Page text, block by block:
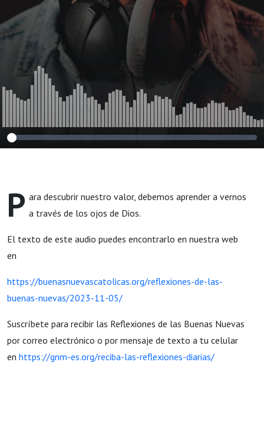
P ara descubrir nuestro valor, debemos aprender a vernos
a través de los ojos de Dios.
El texto de este audio puedes encontrarlo en nuestra web
en
https://buenasnuevascatolicas.org/reflexiones-de-las-
buenas-nuevas/2023-11-05/
Suscríbete para recibir las Reflexiones de las Buenas Nuevas
por correo electrónico o por mensaje de texto a tu celular
en https://gnm-es.org/reciba-las-reflexiones-diarias/